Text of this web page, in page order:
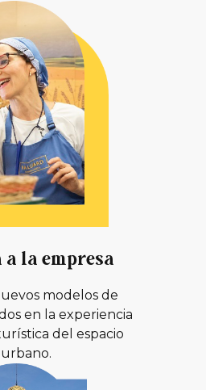
la empresa
modelos de
en la experiencia
del espacio
urbano.